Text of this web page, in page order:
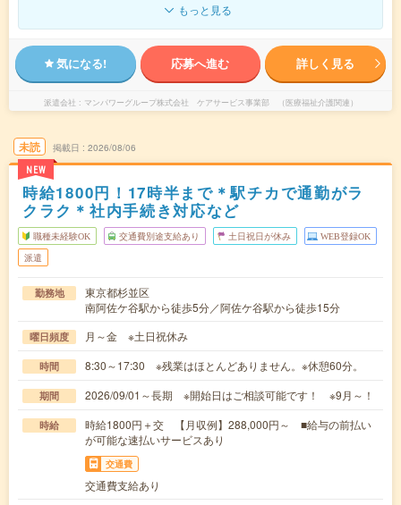
もっと見る
気になる! 応募へ進む 詳しく見る
派遣会社 マンパワーグループ株式会社 ケアサービス事業部 （医療福祉介護関連）
未読
NEW
掲載日 2026/08/06
時給1800円！17時半まで＊駅チカで通勤がラ
クラク＊社内手続き対応など
職種未経験OK 交通費別途支給あり 土日祝日が休み WEB登録OK
派遣
勤務地
東京都杉並区
南阿佐ケ谷駅から徒歩5分／阿佐ケ谷駅から徒歩15分
曜日頻度 月～金 ※土日祝休み
時間 8:30～17:30 ※残業はほとんどありません。※休憩60分。
期間 2026/09/01～長期 ※開始日はご相談可能です！ ※9月～！
時給
時給1800円＋交 【月収例】288,000円～ ■給与の前払い
が可能な速払いサービスあり
交通費
交通費支給あり